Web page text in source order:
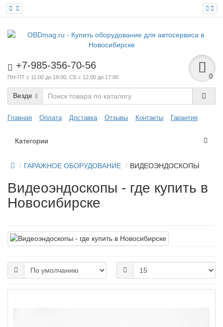
+7-985-356-70-56
ПН-ПТ с 11:00 до 18:00, СБ с 12:00 до 17:00 0
Везде
Главная Оплата Доставка Отзывы Контакты Гарантия
Категории
ГАРАЖНОЕ ОБОРУДОВАНИЕ ВИДЕОЭНДОСКОПЫ
Видеоэндоскопы - где купить в
Новосибирске